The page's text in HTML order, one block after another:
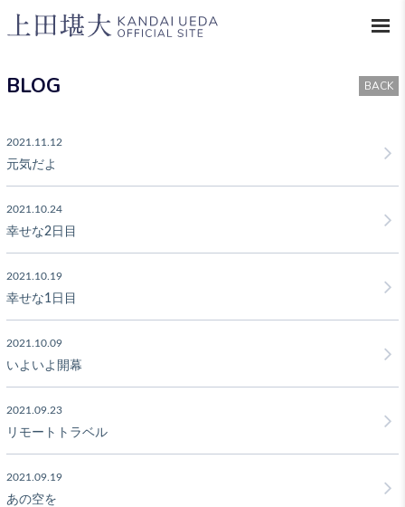
BLOG BACK
2021.11.12
元気だよ
2021.10.24
幸せな2日目
2021.10.19
幸せな1日目
2021.10.09
いよいよ開幕
2021.09.23
リモートトラベル
2021.09.19
あの空を